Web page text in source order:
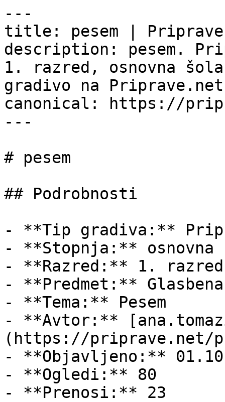
---
title: pesem |
description: pesem.
1. razred, osnovna
gradivo na
canonical: https://
---
# pesem
## Podrobnosti
- **Tip gradiva:**
- **Stopnja:** osnovna
- **Razred:** 1. razred
- **Predmet:**
- **Tema:** Pesem
- **Avtor:**
(https://priprave.net/
- **Objavljeno:**
- **Ogledi:** 80
- **Prenosi:** 23